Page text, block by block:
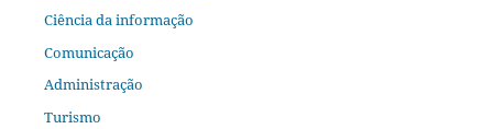
Ciência da informação
Comunicação
Administração
Turismo